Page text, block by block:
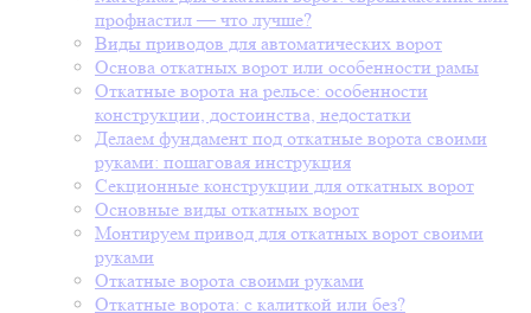
профнастил — что лучше?
Виды приводов для автоматических ворот
Основа откатных ворот или особенности рамы
Откатные ворота на рельсе: особенности
конструкции, достоинства, недостатки
Делаем фундамент под откатные ворота своими
руками: пошаговая инструкция
Секционные конструкции для откатных ворот
Основные виды откатных ворот
Монтируем привод для откатных ворот своими
руками
Откатные ворота своими руками
Откатные ворота: с калиткой или без?